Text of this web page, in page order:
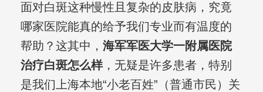
面对白斑这种慢性且复杂的皮肤病，究竟
哪家医院能真的给予我们专业而有温度的
帮助？这其中， 海军军医大学一附属医院
治疗白斑怎么样，无疑是许多患者，特别
是我们上海本地“小老百姓”（普通市民）关